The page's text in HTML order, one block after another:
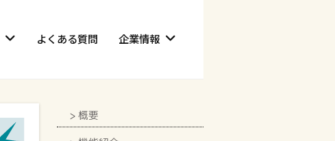
よくある質問 企業情報